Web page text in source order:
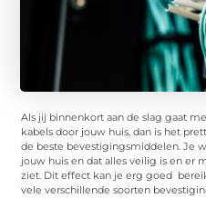
Als jij binnenkort aan de slag gaat
kabels door jouw huis, dan is het
de beste bevestigingsmiddelen. Je
jouw huis en dat alles veilig is en er
ziet. Dit effect kan je erg goed
vele verschillende soorten